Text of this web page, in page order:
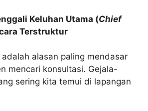
Keluhan Utama (Chief
Terstruktur
alasan paling mendasar
mencari konsultasi. Gejala-
sering kita temui di lapangan